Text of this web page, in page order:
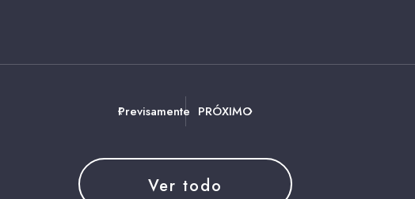
Previsamente PRÓXIMO
Ver todo